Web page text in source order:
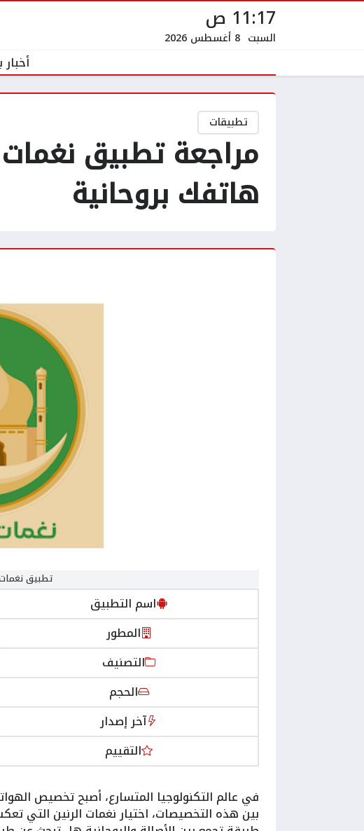
11:17 ص
السبت 8 أغسطس 2026
أخبار
تطبيقات
مراجعة تطبيق
هاتفك بروحانية
تطبيق
اسم التطبيق
المطور
التصنيف
الحجم
آخر إصدار
التقييم
في عالم التكنولوجيا المتسارع، أصبح تخصيص
بين هذه التخصيصات، اختيار نغمات الرنين التي